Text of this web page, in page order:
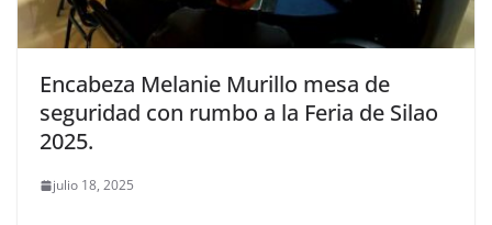
Encabeza Melanie Murillo mesa de
seguridad con rumbo a la Feria de Silao
2025.
julio 18, 2025